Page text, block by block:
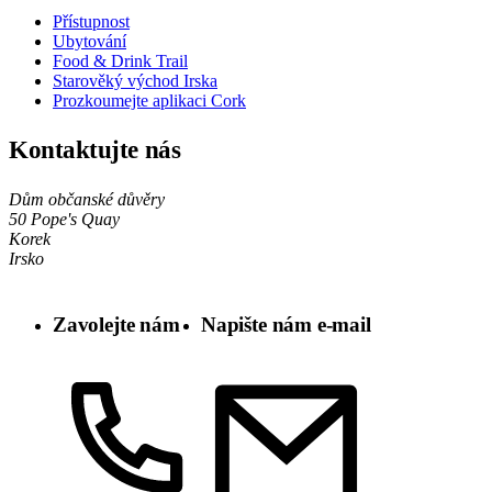
Přístupnost
Ubytování
Food & Drink Trail
Starověký východ Irska
Prozkoumejte aplikaci Cork
Kontaktujte nás
Dům občanské důvěry
50 Pope's Quay
Korek
Irsko
Zavolejte nám Napište nám e-mail